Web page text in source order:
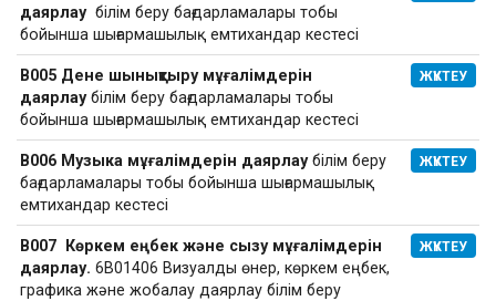
даярлау білім беру бағдарламалары тобы
бойынша шығармашылық емтихандар кестесі
В005 Дене шынықтыру мұғалімдерін
даярлаубілім беру бағдарламалары тобы
бойынша шығармашылық емтихандар кестесі
ЖҮКТЕУ
В006 Музыка мұғалімдерін даярлаубілім беру
бағдарламалары тобы бойынша шығармашылық
емтихандар кестесі
ЖҮКТЕУ
В007 Көркем еңбек және сызу мұғалімдерін
даярлау. 6B01406 Визуалды өнер, көркем еңбек,
графика және жобалау даярлау білім беру
ЖҮКТЕУ